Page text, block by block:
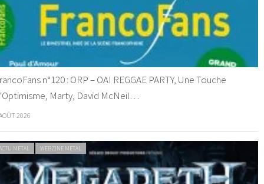
n°120 : ORP – OAI REGGAE PARTY, Une Touche
Marty, David McNeil…
2026
METAL WEBZINE METAL